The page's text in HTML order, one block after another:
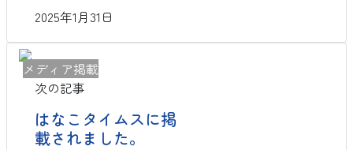
2025年1月31日
メディア掲載
次の記事
はなこタイムスに掲
載されました。